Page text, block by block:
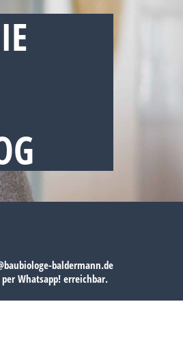
baldermann.de
Whatsapp! erreichbar.